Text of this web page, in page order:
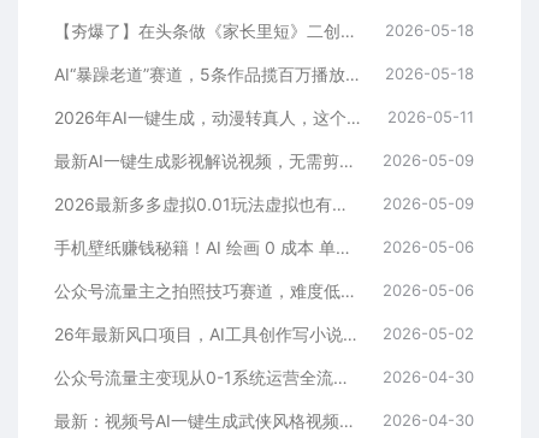
【夯爆了】在头条做《家长里短》二创小故事，这个月收益2w+ 2026-05-18
AI“暴躁老道”赛道，5条作品揽百万播放！（附变现全攻略） 2026-05-18
2026年AI一键生成，动漫转真人，这个月靠这个AI赚了2W+ 2026-05-11
最新AI一键生成影视解说视频，无需剪辑3分钟1条，条条爆款，多平台变现日入2000+ 2026-05-09
2026最新多多虚拟0.01玩法虚拟也有新门路轻松日入2500! 2026-05-09
手机壁纸赚钱秘籍！AI 绘画 0 成本 单店狂销 3.8 万单 2026-05-06
公众号流量主之拍照技巧赛道，难度低+流量大，起号第一篇就爆了10w阅读！ 2026-05-06
26年最新风口项目，AI工具创作写小说，轻松实现日入1000+ 2026-05-02
公众号流量主变现从0-1系统运营全流程讲解！ 2026-04-30
最新：视频号AI一键生成武侠风格视频，狂撸视频号分成收益，学完轻松日入1000+ 2026-04-30